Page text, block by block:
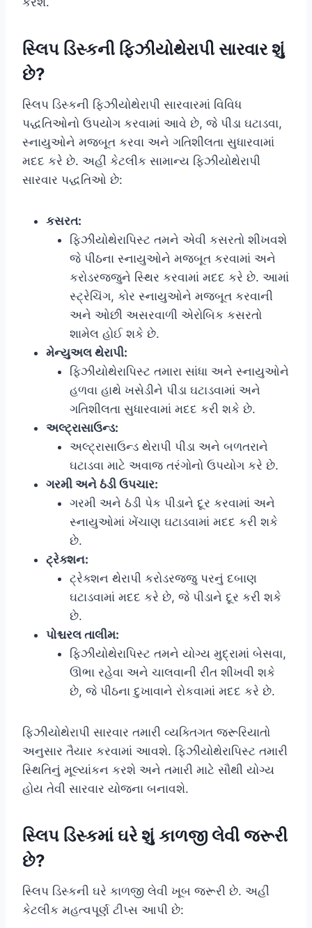
સ્લિપ ડિસ્કની ફિઝીયોથેરાપી સારવાર શું
છે?
સ્લિપ ડિસ્કની ફિઝીયોથેરાપી સારવારમાં વિવિધ
પદ્ધતિઓનો ઉપયોગ કરવામાં આવે છે, જે પીડા ઘટાડવા,
સ્નાયુઓને મજબૂત કરવા અને ગતિશીલતા સુધારવામાં
મદદ કરે છે. અહીં કેટલીક સામાન્ય ફિઝીયોથેરાપી
સારવાર પદ્ધતિઓ છે:
કસરત:
ફિઝીયોથેરાપિસ્ટ તમને એવી કસરતો શીખવશે
જે પીઠના સ્નાયુઓને મજબૂત કરવામાં અને
કરોડરજ્જુને સ્થિર કરવામાં મદદ કરે છે. આમાં
સ્ટ્રેચિંગ, કોર સ્નાયુઓને મજબૂત કરવાની
અને ઓછી અસરવાળી એરોબિક કસરતો
શામેલ હોઈ શકે છે.
મેન્યુઅલ થેરાપી:
ફિઝીયોથેરાપિસ્ટ તમારા સાંધા અને સ્નાયુઓને
હળવા હાથે ખસેડીને પીડા ઘટાડવામાં અને
ગતિશીલતા સુધારવામાં મદદ કરી શકે છે.
અલ્ટ્રાસાઉન્ડ:
અલ્ટ્રાસાઉન્ડ થેરાપી પીડા અને બળતરાને
ઘટાડવા માટે અવાજ તરંગોનો ઉપયોગ કરે છે.
ગરમી અને ઠંડી ઉપચાર:
ગરમી અને ઠંડી પેક પીડાને દૂર કરવામાં અને
સ્નાયુઓમાં ખેંચાણ ઘટાડવામાં મદદ કરી શકે
છે.
ટ્રેક્શન:
ટ્રેક્શન થેરાપી કરોડરજ્જુ પરનું દબાણ
ઘટાડવામાં મદદ કરે છે, જે પીડાને દૂર કરી શકે
છે.
પોશ્ચરલ તાલીમ:
ફિઝીયોથેરાપિસ્ટ તમને યોગ્ય મુદ્રામાં બેસવા,
ઊભા રહેવા અને ચાલવાની રીત શીખવી શકે
છે, જે પીઠના દુખાવાને રોકવામાં મદદ કરે છે.
ફિઝીયોથેરાપી સારવાર તમારી વ્યક્તિગત જરૂરિયાતો
અનુસાર તૈયાર કરવામાં આવશે. ફિઝીયોથેરાપિસ્ટ તમારી
સ્થિતિનું મૂલ્યાંકન કરશે અને તમારી માટે સૌથી યોગ્ય
હોય તેવી સારવાર યોજના બનાવશે.
સ્લિપ ડિસ્કમાં ઘરે શું કાળજી લેવી જરૂરી
છે?
સ્લિપ ડિસ્કની ઘરે કાળજી લેવી ખૂબ જરૂરી છે. અહીં
કેટલીક મહત્વપૂર્ણ ટીપ્સ આપી છે: